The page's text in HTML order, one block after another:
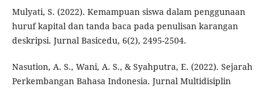
Mulyati, S. (2022). Kemampuan siswa dalam penggunaan
huruf kapital dan tanda baca pada penulisan karangan
deskripsi. Jurnal Basicedu, 6(2), 2495-2504.
Nasution, A. S., Wani, A. S., & Syahputra, E. (2022). Sejarah
Perkembangan Bahasa Indonesia. Jurnal Multidisiplin